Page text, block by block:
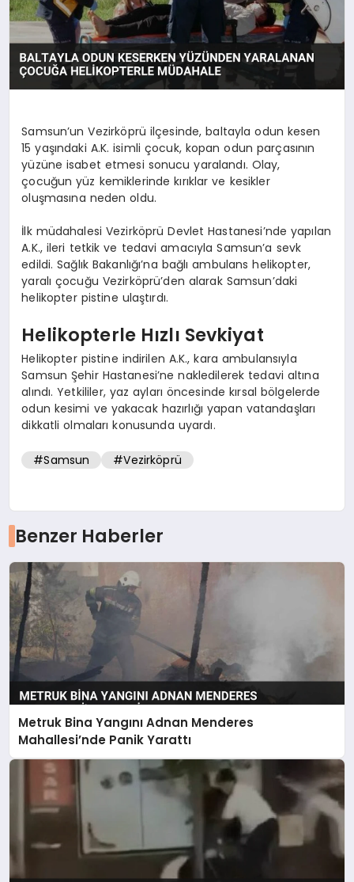
Samsun’un Vezirköprü ilçesinde, baltayla odun kesen
15 yaşındaki A.K. isimli çocuk, kopan odun parçasının
yüzüne isabet etmesi sonucu yaralandı. Olay,
çocuğun yüz kemiklerinde kırıklar ve kesikler
oluşmasına neden oldu.
İlk müdahalesi Vezirköprü Devlet Hastanesi’nde yapılan
A.K., ileri tetkik ve tedavi amacıyla Samsun’a sevk
edildi. Sağlık Bakanlığı’na bağlı ambulans helikopter,
yaralı çocuğu Vezirköprü’den alarak Samsun’daki
helikopter pistine ulaştırdı.
Helikopterle Hızlı Sevkiyat
Helikopter pistine indirilen A.K., kara ambulansıyla
Samsun Şehir Hastanesi’ne nakledilerek tedavi altına
alındı. Yetkililer, yaz ayları öncesinde kırsal bölgelerde
odun kesimi ve yakacak hazırlığı yapan vatandaşları
dikkatli olmaları konusunda uyardı.
#Samsun #Vezirköprü
Benzer Haberler
Metruk Bina Yangını Adnan Menderes
Mahallesi’nde Panik Yarattı